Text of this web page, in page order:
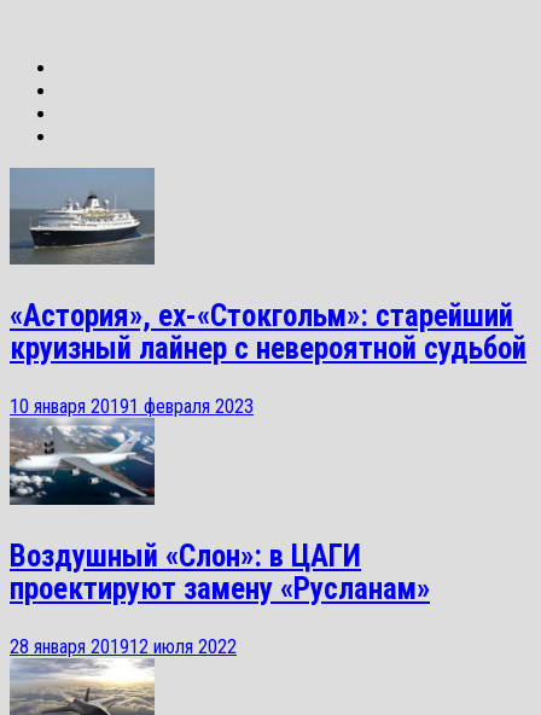
«Астория», ex-«Стокгольм»: старейший
круизный лайнер с невероятной судьбой
10 января 20191 февраля 2023
Воздушный «Слон»: в ЦАГИ
проектируют замену «Русланам»
28 января 201912 июля 2022